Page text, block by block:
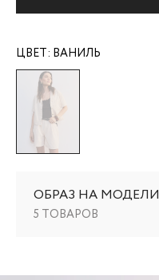
ЦВЕТ: ВАНИЛЬ
ОБРАЗ НА МОДЕЛИ
5 ТОВАРОВ